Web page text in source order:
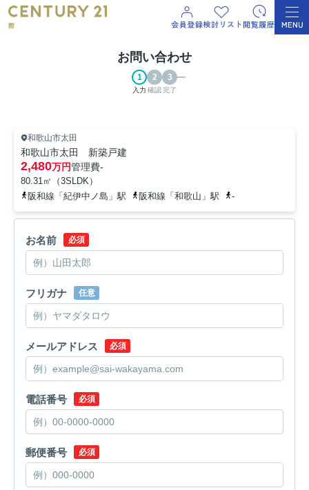
お問い合わせ
入力 確認完了
和歌山市太田
和歌山市太田 新築戸建
2,480万円管理費-
80.31㎡（3SLDK）
阪和線「紀伊中ノ島」駅
阪和線「和歌山」駅 -
お名前 必須
フリガナ 任意
メールアドレス 必須
電話番号 必須
郵便番号 必須